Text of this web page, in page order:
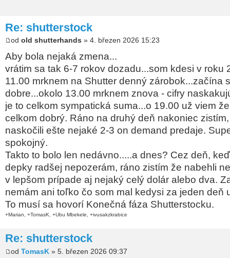
Re: shutterstock
od old shutterhands » 4. březen 2026 15:23
Aby bola nejaká zmena...
vrátim sa tak 6-7 rokov dozadu...som kdesi v roku
11.00 mrknem na Shutter denný zárobok...začína
dobre...okolo 13.00 mrknem znova - cifry
je to celkom sympatická suma...o 19.00 už viem
celkom dobrý. Ráno na druhý deň nakoniec
naskočili ešte nejaké 2-3 on demand predaje.
spokojný.
Takto to bolo len nedávno.....a dnes? Cez deň,
depky radšej nepozerám, ráno zistím že nabehli
v lepšom prípade aj nejaký celý dolár alebo dva.
nemám ani toľko čo som mal kedysi za jeden deň
To musí sa hovorí Konečná fáza Shutterstocku.
+Marian, +TomasK, +Ubu Mbekele, +ivusakzkrabice
Re: shutterstock
od TomasK » 5. březen 2026 09:37